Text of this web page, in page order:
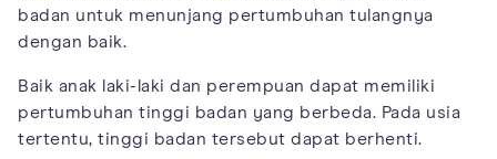
badan untuk menunjang pertumbuhan tulangnya
dengan baik.
Baik anak laki-laki dan perempuan dapat memiliki
pertumbuhan tinggi badan yang berbeda. Pada usia
tertentu, tinggi badan tersebut dapat berhenti.